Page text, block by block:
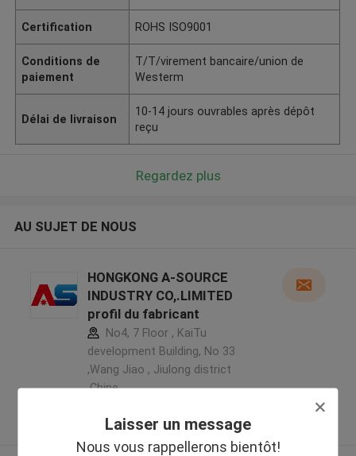
Laisser un message
Nous vous rappellerons bientôt!
Certification ROHS ISO9001
Conditions de
paiement
T/T/virement bancaire/union de
Westerm
Délai de livraison
10-14 jours ouvrables après dépôt
reçu
Regardez plus
AU SUJET DE NOUS
HONGKONG A-SOURCE
INDUSTRY CO,.LIMITED
profil du fabricant
No4, 7 Floor , KaiTu
development Building, No 33
,Wang Jiao , Jiulong district
,Chine
Fournisseur vérifié